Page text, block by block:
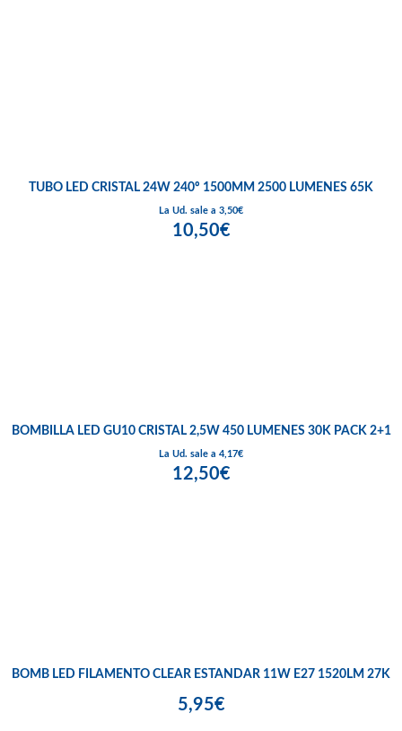
TUBO LED CRISTAL 24W 240º 1500MM 2500 LUMENES 65K
La Ud. sale a 3,50€
10,50€
BOMBILLA LED GU10 CRISTAL 2,5W 450 LUMENES 30K PACK 2+1
La Ud. sale a 4,17€
12,50€
BOMB LED FILAMENTO CLEAR ESTANDAR 11W E27 1520LM 27K
5,95€